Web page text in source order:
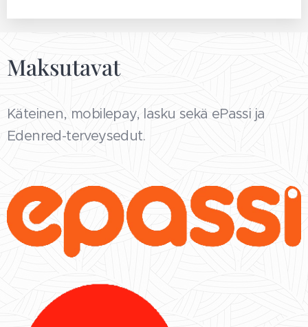
Maksutavat
Käteinen, mobilepay, lasku sekä ePassi ja
Edenred-terveysedut.